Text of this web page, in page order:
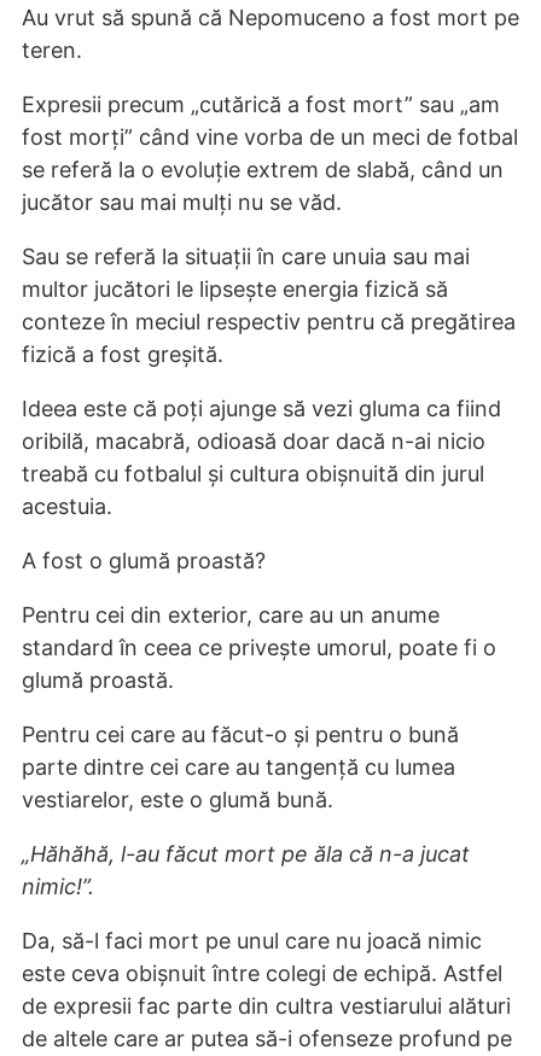
Au vrut să spună că Nepomuceno a fost mort pe
teren.
Expresii precum „cutărică a fost mort” sau „am
fost morți” când vine vorba de un meci de fotbal
se referă la o evoluție extrem de slabă, când un
jucător sau mai mulți nu se văd.
Sau se referă la situații în care unuia sau mai
multor jucători le lipsește energia fizică să
conteze în meciul respectiv pentru că pregătirea
fizică a fost greșită.
Ideea este că poți ajunge să vezi gluma ca fiind
oribilă, macabră, odioasă doar dacă n-ai nicio
treabă cu fotbalul și cultura obișnuită din jurul
acestuia.
A fost o glumă proastă?
Pentru cei din exterior, care au un anume
standard în ceea ce privește umorul, poate fi o
glumă proastă.
Pentru cei care au făcut-o și pentru o bună
parte dintre cei care au tangență cu lumea
vestiarelor, este o glumă bună.
„Hăhăhă, l-au făcut mort pe ăla că n-a jucat
nimic!”.
Da, să-l faci mort pe unul care nu joacă nimic
este ceva obișnuit între colegi de echipă. Astfel
de expresii fac parte din cultra vestiarului alături
de altele care ar putea să-i ofenseze profund pe